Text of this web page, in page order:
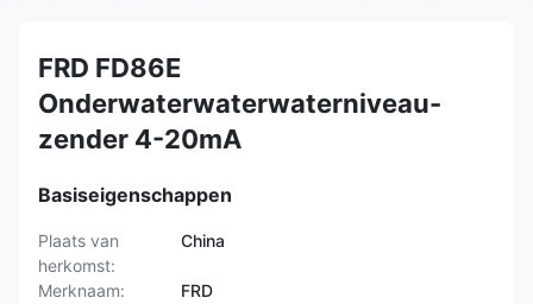
FRD FD86E
Onderwaterwaterwaterniveau-
zender 4-20mA
Basiseigenschappen
Plaats van
herkomst:
China
Merknaam:
FRD